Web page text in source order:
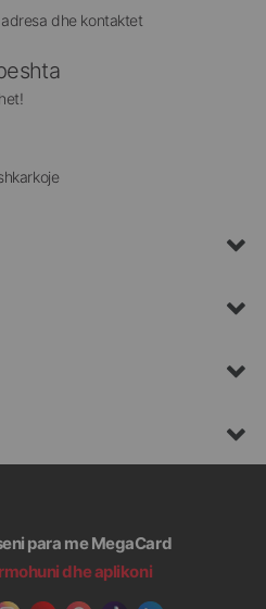
dhe kontaktet
para me MegaCard
dhe aplikoni